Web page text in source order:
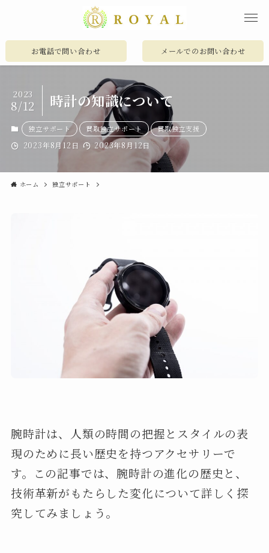
お電話で問い合わせ メールでのお問い合わせ
時計の知識について
2023
8/12
独立サポート 買取独立サポート 買取独立支援
2023年8月12日 2023年8月12日
ホーム 独立サポート
腕時計は、人類の時間の把握とスタイルの表
現のために長い歴史を持つアクセサリーで
す。この記事では、腕時計の進化の歴史と、
技術革新がもたらした変化について詳しく探
究してみましょう。